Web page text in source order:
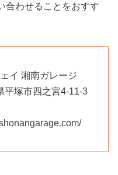
合わせることをおすす
イ 湘南ガレージ
平塚市四之宮4-11-3